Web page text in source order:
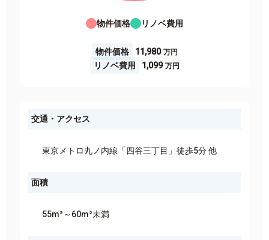
物件価格 リノベ費用
物件価格
11,980
リノベ費用
1,099
交通・アクセス
東京メトロ丸ノ内線「四谷三丁目」徒歩5分 他
面積
55m²～60m²未満